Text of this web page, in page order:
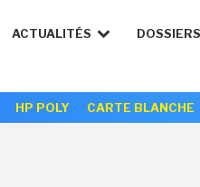
ACTUALITÉS DOSSIERS
HP POLY CARTE BLANCHE